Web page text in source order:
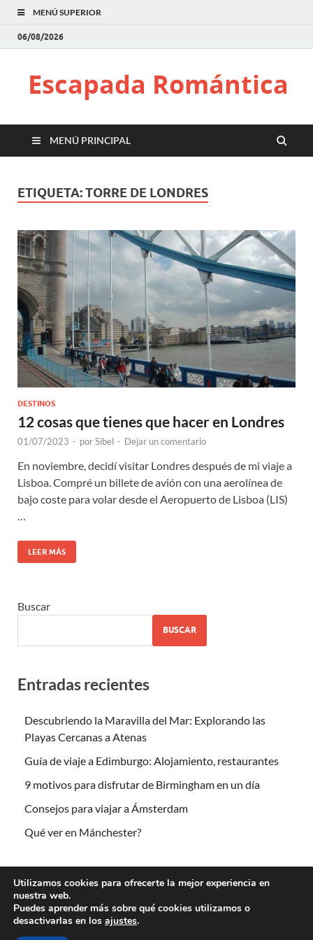
MENÚ SUPERIOR
06/08/2026
Escapada Romántica
MENÚ PRINCIPAL
ETIQUETA:TORRE DE LONDRES
DESTINOS
12 cosas que tienes que hacer en Londres
01/07/2023 - porSibel - Dejar un comentario
En noviembre, decidí visitar Londres después de mi viaje a
Lisboa. Compré un billete de avión con una aerolínea de
bajo coste para volar desde el Aeropuerto de Lisboa (LIS)
LEER MÁS
Buscar
BUSCAR
Entradas recientes
Descubriendo la Maravilla del Mar: Explorando las
Playas Cercanas a Atenas
Guía de viaje a Edimburgo: Alojamiento, restaurantes
9 motivos para disfrutar de Birmingham en un día
Consejos para viajar a Ámsterdam
Qué ver en Mánchester?
Utilizamos cookies para ofrecerte la mejor experiencia en
nuestra web.
Puedes aprender más sobre qué cookies utilizamos o
desactivarlas en los ajustes.